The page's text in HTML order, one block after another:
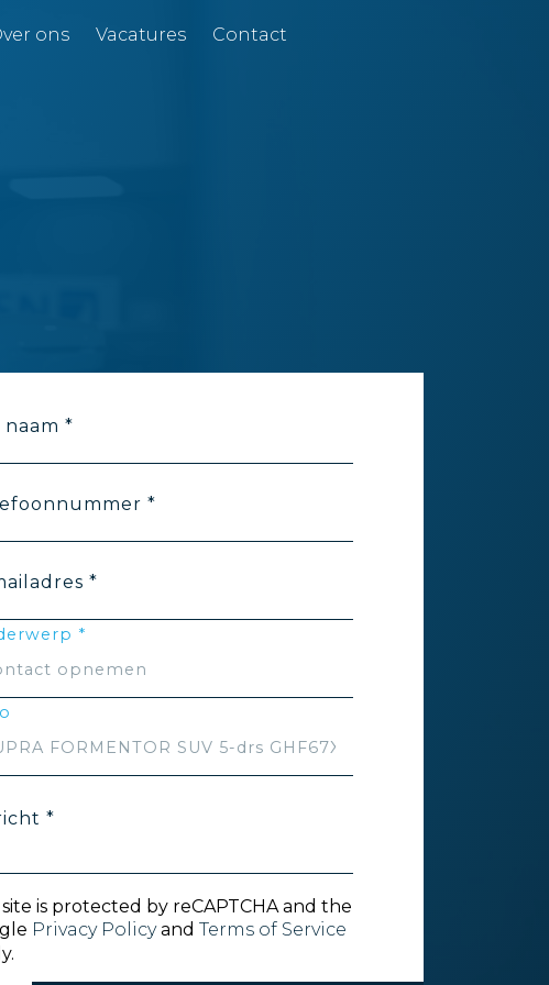
ons Vacatures Contact
naam *
*
*
*
*
site is protected by reCAPTCHA and the
Privacy Policyand Terms of Service